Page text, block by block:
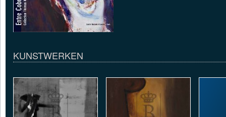
KUNSTWERKEN